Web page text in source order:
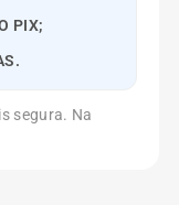
PIX;
segura. Na